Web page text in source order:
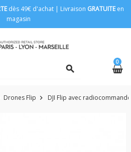
dès 49€ d'achat | Livraison GRATUITEen
magasin
search
0
Drones Flip chevron_right DJI Flip avec radiocommande